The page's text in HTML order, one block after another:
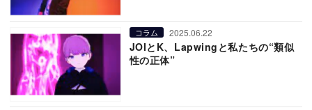
コラム 2025.06.22
JOIとK、Lapwingと私たちの“類似
性の正体”